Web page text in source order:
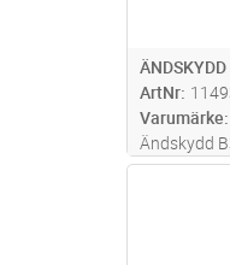
ArtNr
Varumärke
Ändskydd
trådstegar.